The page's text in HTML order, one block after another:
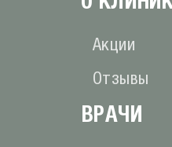
Акции
Отзывы
ВРАЧИ